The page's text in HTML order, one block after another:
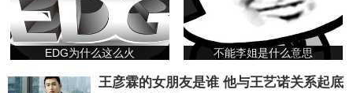
EDG为什么这么火 不能李姐是什么意思
王彦霖的女朋友是谁 他与王艺诺关系起底